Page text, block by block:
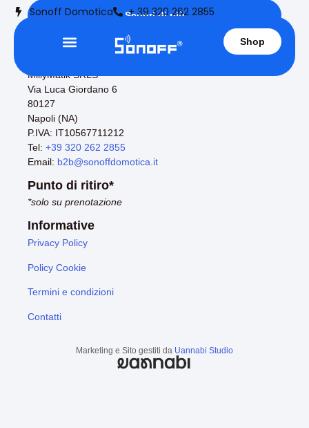
Sonoff Domotica + 39 320 262 2855
Shop
Scopri di più
Informazioni di contatto
MillyMatik SRLS
Via Luca Giordano 6
80127
Napoli (NA)
P.IVA: IT10567711212
Tel: +39 320 262 2855
Email: b2b@sonoffdomotica.it
Punto di ritiro*
*solo su prenotazione
Informative
Privacy Policy
Policy Cookie
Termini e condizioni
Contatti
Marketing e Sito gestiti da Uannabi Studio